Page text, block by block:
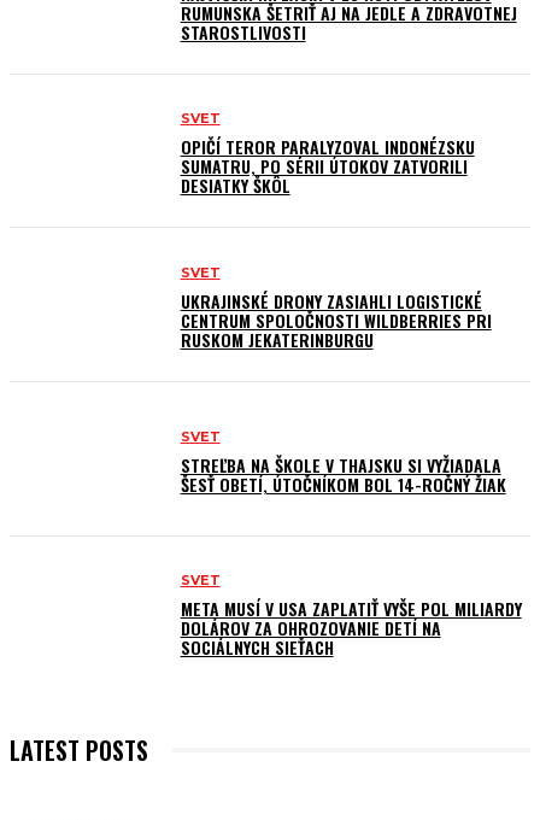
RUMUNSKA ŠETRIŤ AJ NA JEDLE A ZDRAVOTNEJ
STAROSTLIVOSTI
SVET
OPIČÍ TEROR PARALYZOVAL INDONÉZSKU
SUMATRU, PO SÉRII ÚTOKOV ZATVORILI
DESIATKY ŠKÔL
SVET
UKRAJINSKÉ DRONY ZASIAHLI LOGISTICKÉ
CENTRUM SPOLOČNOSTI WILDBERRIES PRI
RUSKOM JEKATERINBURGU
SVET
STREĽBA NA ŠKOLE V THAJSKU SI VYŽIADALA
ŠESŤ OBETÍ, ÚTOČNÍKOM BOL 14-ROČNÝ ŽIAK
SVET
META MUSÍ V USA ZAPLATIŤ VYŠE POL MILIARDY
DOLÁROV ZA OHROZOVANIE DETÍ NA
SOCIÁLNYCH SIEŤACH
LATEST POSTS